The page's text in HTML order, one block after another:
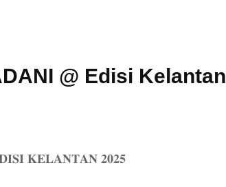
@ Edisi Kelantan
𝐊𝐄𝐋𝐀𝐍𝐓𝐀𝐍 𝟐𝟎𝟐𝟓